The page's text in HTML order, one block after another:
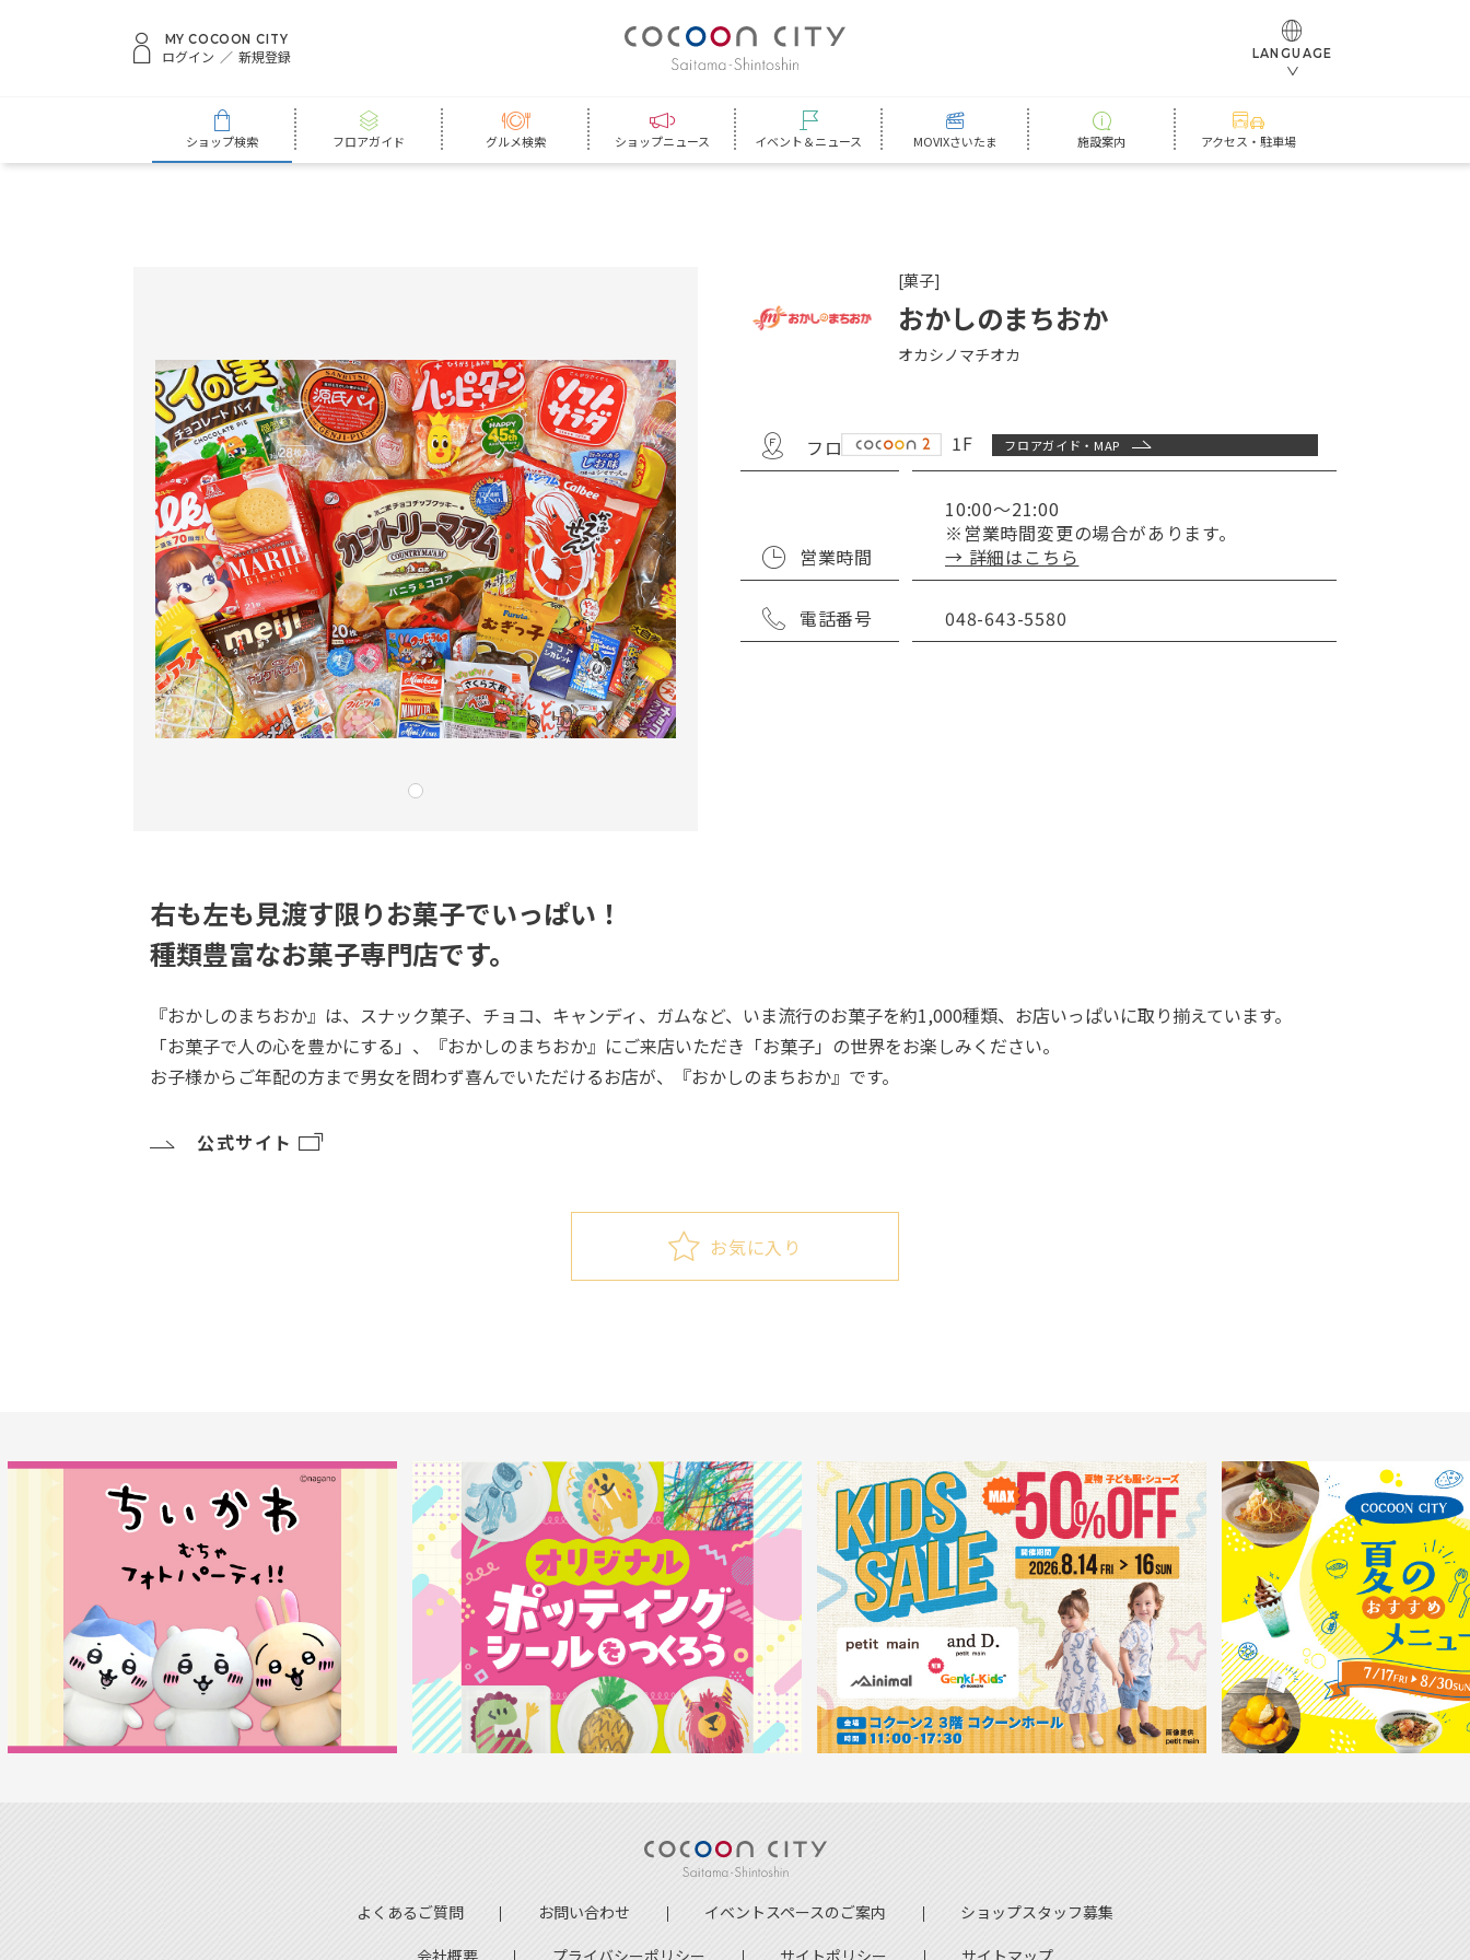
MY COCOON CITY
ログイン 新規登録 LANGUAGE
ショップ検索 フロアガイド グルメ検索 ショップニュース イベント＆ニュース MOVIXさいたま 施設案内 アクセス・駐車場
[菓子]
おかしのまちおか
オカシノマチオカ
フロア フロアガイド・MAP
1F
営業時間
10:00～21:00
※営業時間変更の場合があります。
→ 詳細はこちら
電話番号 048-643-5580
右も左も見渡す限りお菓子でいっぱい！
種類豊富なお菓子専門店です。
『おかしのまちおか』は、スナック菓子、チョコ、キャンディ、ガムなど、いま流行のお菓子を約1,000種類、お店いっぱいに取り揃えています。
「お菓子で人の心を豊かにする」、『おかしのまちおか』にご来店いただき「お菓子」の世界をお楽しみください。
お子様からご年配の方まで男女を問わず喜んでいただけるお店が、『おかしのまちおか』です。
公式サイト
お気に入り
よくあるご質問 お問い合わせ イベントスペースのご案内
ショップスタッフ募集
会社概要
プライバシーポリシー サイトポリシー サイトマップ